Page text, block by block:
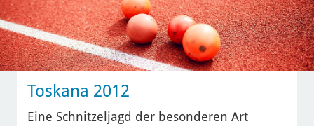
Toskana 2012
Eine Schnitzeljagd der besonderen Art